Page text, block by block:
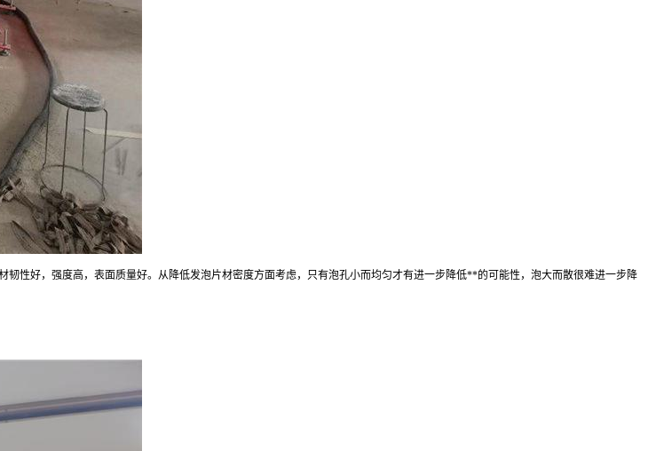
性好，强度高，表面质量好。从降低发泡片材密度方面考虑，只有泡孔小而均匀才有进一步降低**的可能性，泡大而散很难进一步降